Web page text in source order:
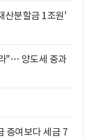
산분할금 1조원'
"… 양도세 중과
증여보다 세금 7